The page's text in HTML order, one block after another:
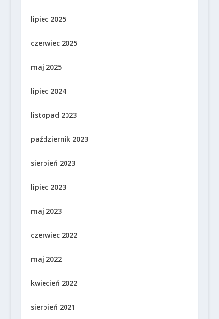
lipiec 2025
czerwiec 2025
maj 2025
lipiec 2024
listopad 2023
październik 2023
sierpień 2023
lipiec 2023
maj 2023
czerwiec 2022
maj 2022
kwiecień 2022
sierpień 2021